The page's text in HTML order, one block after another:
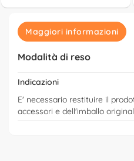
Maggiori informazioni
Modalità di reso
Indicazioni
E' necessario restituire il
accessori e dell'imballo